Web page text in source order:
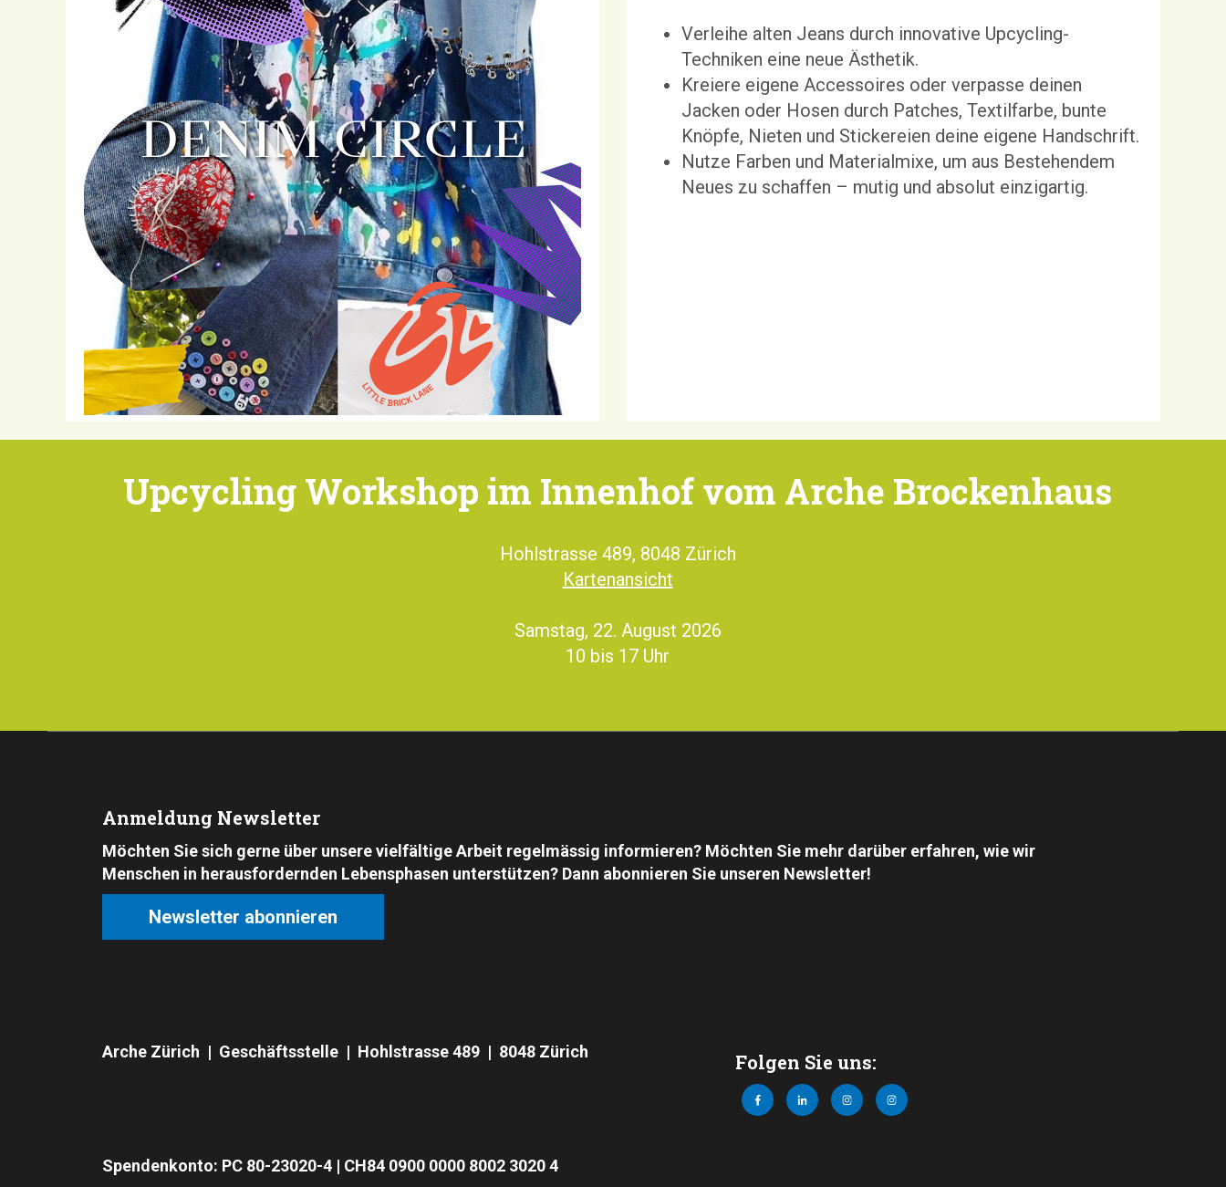
Verleihe alten Jeans durch innovative Upcycling-
Techniken eine neue Ästhetik.
Kreiere eigene Accessoires oder verpasse deinen
Jacken oder Hosen durch Patches, Textilfarbe, bunte
Knöpfe, Nieten und Stickereien deine eigene Handschrift.
Nutze Farben und Materialmixe, um aus Bestehendem
Neues zu schaffen – mutig und absolut einzigartig.
Upcycling Workshop im Innenhof vom Arche Brockenhaus
Hohlstrasse 489, 8048 Zürich
Kartenansicht
Samstag, 22. August 2026
10 bis 17 Uhr
Anmeldung Newsletter
Möchten Sie sich gerne über unsere vielfältige Arbeit regelmässig informieren? Möchten Sie mehr darüber erfahren, wie wir
Menschen in herausfordernden Lebensphasen unterstützen? Dann abonnieren Sie unseren Newsletter!
Newsletter abonnieren
Arche Zürich | Geschäftsstelle | Hohlstrasse 489 | 8048 Zürich
Spendenkonto: PC 80-23020-4 | CH84 0900 0000 8002 3020 4
Folgen Sie uns: